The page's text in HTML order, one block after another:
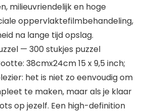
milieuvriendelijk en hoge
oppervlaktefilmbehandeling,
na lange tijd opslag.
— 300 stukjes puzzel
38cmx24cm 15 x 9,5 inch;
het is niet zo eenvoudig om
te maken, maar als je klaar
op jezelf. Een high-definition